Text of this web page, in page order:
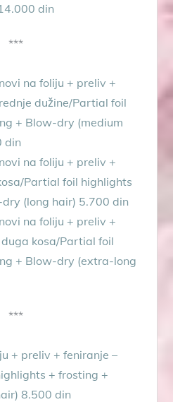
din
***
na foliju + preliv +
dužine/Partial foil
+ Blow-dry (medium
din
na foliju + preliv +
Partial foil highlights
(long hair) 5.700 din
na foliju + preliv +
kosa/Partial foil
+ Blow-dry (extra-long
***
+ preliv + feniranje –
+ frosting +
8.500 din